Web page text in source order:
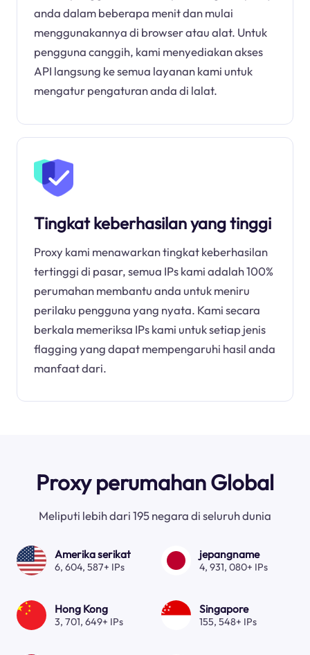
anda dalam beberapa menit dan mulai
menggunakannya di browser atau alat. Untuk
pengguna canggih, kami menyediakan akses
API langsung ke semua layanan kami untuk
mengatur pengaturan anda di lalat.
Tingkat keberhasilan yang tinggi
Proxy kami menawarkan tingkat keberhasilan
tertinggi di pasar, semua IPs kami adalah 100%
perumahan membantu anda untuk meniru
perilaku pengguna yang nyata. Kami secara
berkala memeriksa IPs kami untuk setiap jenis
flagging yang dapat mempengaruhi hasil anda
manfaat dari.
Proxy perumahan Global
Meliputi lebih dari 195 negara di seluruh dunia
Amerika serikat
6, 604, 587+ IPs
jepangname
4, 931, 080+ IPs
Hong Kong
3, 701, 649+ IPs
Singapore
155, 548+ IPs